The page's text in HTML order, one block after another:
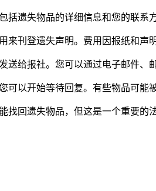
括遗失物品的详细信息和您的联系
来刊登遗失声明。费用因报纸和声
送给报社。您可以通过电子邮件、
可以开始等待回复。有些物品可
找回遗失物品，但这是一个重要